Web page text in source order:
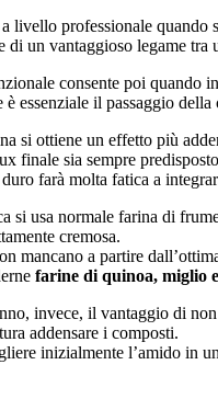
livello professionale quando
di un vantaggioso legame tra
consente poi quando
essenziale il passaggio
si ottiene un effetto più
finale sia sempre
farà molta fatica a
si usa normale farina di
cremosa.
mancano a partire
farine di quinoa, miglio
invece, il vantaggio di
addensare i composti.
inizialmente l’amido in